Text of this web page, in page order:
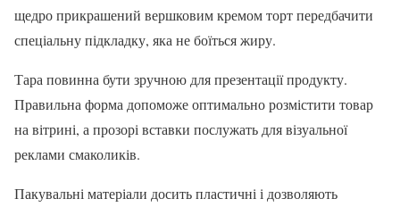
щедро прикрашений вершковим кремом торт передбачити
спеціальну підкладку, яка не боїться жиру.
Тара повинна бути зручною для презентації продукту.
Правильна форма допоможе оптимально розмістити товар
на вітрині, а прозорі вставки послужать для візуальної
реклами смаколиків.
Пакувальні матеріали досить пластичні і дозволяють